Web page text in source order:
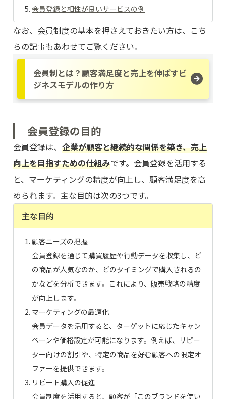
会員登録と相性が良いサービスの例
なお、会員制度の基本を押さえておきたい方は、こち
らの記事もあわせてご覧ください。
会員制とは？顧客満足度と売上を伸ばすビ
ジネスモデルの作り方
会員登録の目的
会員登録は、企業が顧客と継続的な関係を築き、売上
向上を目指すための仕組みです。会員登録を活用する
と、マーケティングの精度が向上し、顧客満足度を高
められます。主な目的は次の3つです。
主な目的
顧客ニーズの把握
会員登録を通じて購買履歴や行動データを収集し、ど
の商品が人気なのか、どのタイミングで購入されるの
かなどを分析できます。これにより、販売戦略の精度
が向上します。
マーケティングの最適化
会員データを活用すると、ターゲットに応じたキャン
ペーンや価格設定が可能になります。例えば、リピー
ター向けの割引や、特定の商品を好む顧客への限定オ
ファーを提供できます。
リピート購入の促進
会員制度を活用すると、顧客が「このブランドを使い